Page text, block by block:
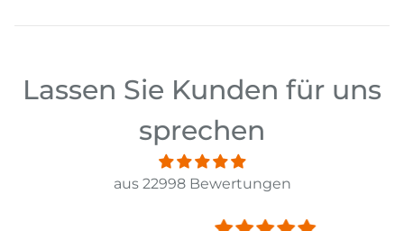
Lassen Sie Kunden für uns
sprechen
aus 22998 Bewertungen